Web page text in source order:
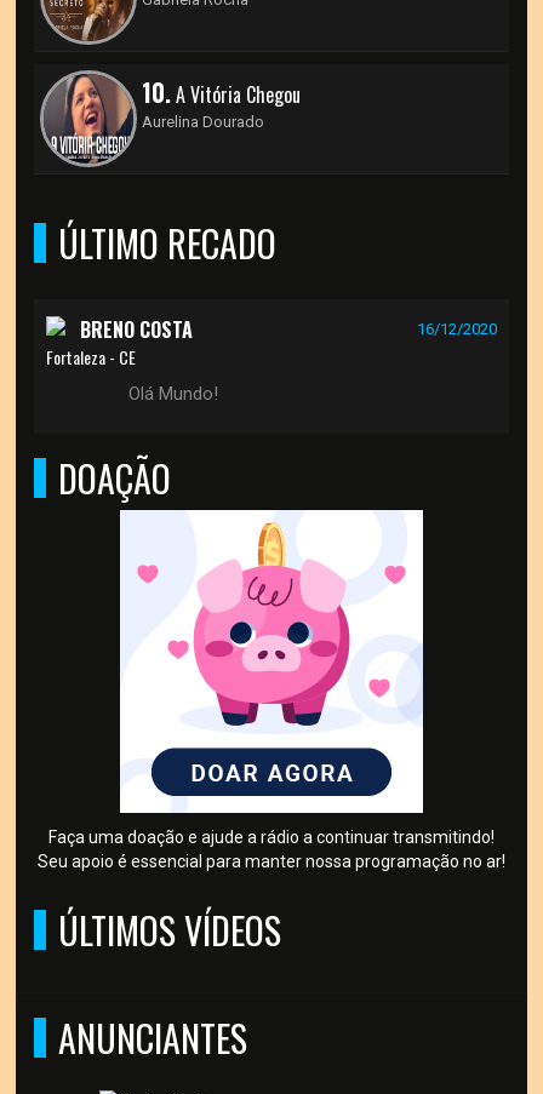
10.A Vitória Chegou
Aurelina Dourado
ÚLTIMO RECADO
BRENO COSTA 16/12/2020
Fortaleza - CE
Olá Mundo!
DOAÇÃO
Faça uma doação e ajude a rádio a continuar transmitindo!
Seu apoio é essencial para manter nossa programação no ar!
ÚLTIMOS VÍDEOS
ANUNCIANTES